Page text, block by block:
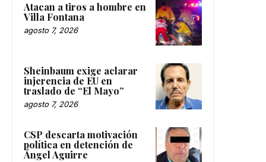
Atacan a tiros a hombre en
Villa Fontana
agosto 7, 2026
Sheinbaum exige aclarar
injerencia de EU en
traslado de “El Mayo”
agosto 7, 2026
CSP descarta motivación
política en detención de
Ángel Aguirre